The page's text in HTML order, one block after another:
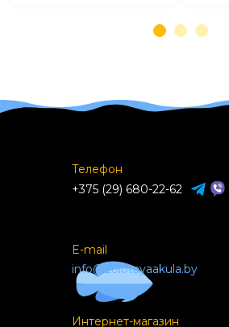
Телефон
+375 (29) 680-22-62
E-mail
info@zolotayaakula.by
Интернет-магазин